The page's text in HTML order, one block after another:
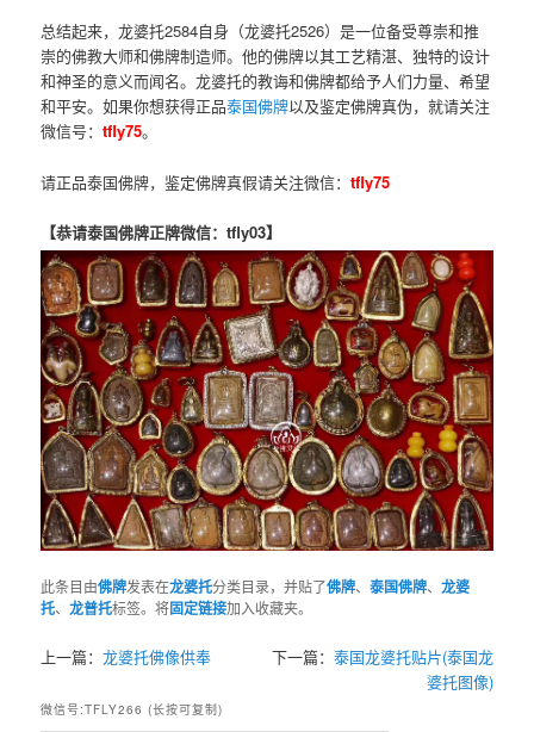
总结起来，龙婆托2584自身（龙婆托2526）是一位备受尊崇和推
崇的佛教大师和佛牌制造师。他的佛牌以其工艺精湛、独特的设计
和神圣的意义而闻名。龙婆托的教诲和佛牌都给予人们力量、希望
和平安。如果你想获得正品泰国佛牌以及鉴定佛牌真伪，就请关注
微信号：tfly75。
请正品泰国佛牌，鉴定佛牌真假请关注微信：tfly75
【恭请泰国佛牌正牌微信：tfly03】
此条目由佛牌发表在龙婆托分类目录，并贴了佛牌、泰国佛牌、龙婆
托、龙普托标签。将固定链接加入收藏夹。
上一篇：龙婆托佛像供奉 下一篇： 泰国龙婆托贴片(泰国龙
婆托图像)
微信号:TFLY266 (长按可复制)